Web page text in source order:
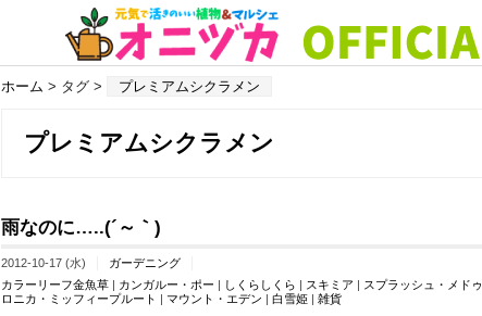
ホーム > タグ > プレミアムシクラメン
プレミアムシクラメン
雨なのに…..(´～｀)
2012-10-17 (水)
ガーデニング
カラーリーフ金魚草 | カンガルー・ポー | しくらしくら | スキミア | スプラッシュ・メドゥ
ロニカ・ミッフィープルート | マウント・エデン | 白雪姫 | 雑貨